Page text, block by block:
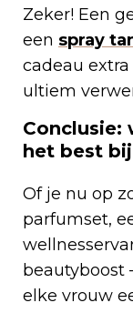
Zeker! Een
een spray
cadeau
ultiem
Conclusie:
het best
Of je nu op
parfumset,
beautyboost
elke vrouw